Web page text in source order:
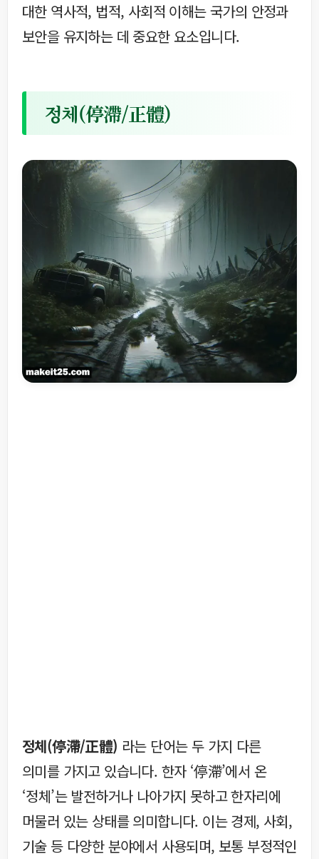
대한 역사적, 법적, 사회적 이해는 국가의 안정과
보안을 유지하는 데 중요한 요소입니다.
정체(停滯/正體)
정체(停滯/正體) 라는 단어는 두 가지 다른
의미를 가지고 있습니다. 한자 ‘停滯’에서 온
‘정체’는 발전하거나 나아가지 못하고 한자리에
머물러 있는 상태를 의미합니다. 이는 경제, 사회,
기술 등 다양한 분야에서 사용되며, 보통 부정적인